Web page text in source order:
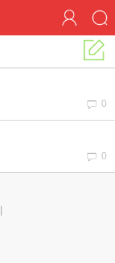
0
0